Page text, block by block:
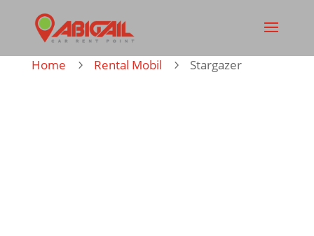
Home 5 Rental Mobil 5 Stargazer